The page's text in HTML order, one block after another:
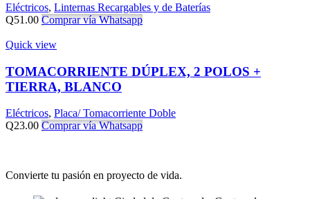
Eléctricos, Linternas Recargables y de Baterías
Q51.00 Comprar vía Whatsapp
Quick view
TOMACORRIENTE DÚPLEX, 2 POLOS +
TIERRA, BLANCO
Eléctricos, Placa/ Tomacorriente Doble
Q23.00 Comprar vía Whatsapp
Convierte tu pasión en proyecto de vida.